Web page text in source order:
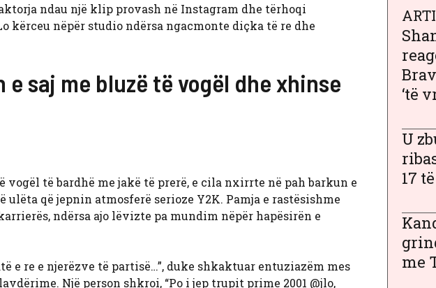
ndau një klip provash në Instagram dhe tërhoqi
kërceu nëpër studio ndërsa ngacmonte diçka të re dhe
saj me bluzë të vogël dhe xhinse
të bardhë me jakë të prerë, e cila nxirrte në pah barkun e
që jepnin atmosferë serioze Y2K. Pamja e rastësishme
ndërsa ajo lëvizte pa mundim nëpër hapësirën e
e re e njerëzve të partisë…”, duke shkaktuar entuziazëm mes
Një person shkroi, “Po i jep trupit prime 2001 @jlo,
‘të
U
17
me